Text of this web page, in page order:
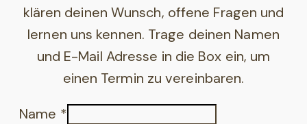
klären deinen Wunsch, offene Fragen und
lernen uns kennen. Trage deinen Namen
und E-Mail Adresse in die Box ein, um
einen Termin zu vereinbaren.
Name *